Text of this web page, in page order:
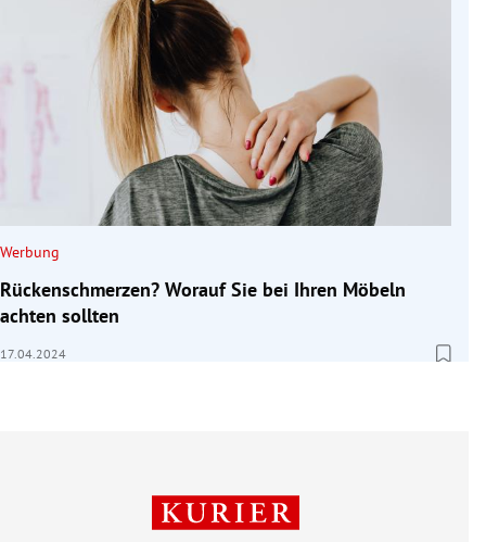
Werbung
Rückenschmerzen? Worauf Sie bei Ihren Möbeln
achten sollten
17.04.2024